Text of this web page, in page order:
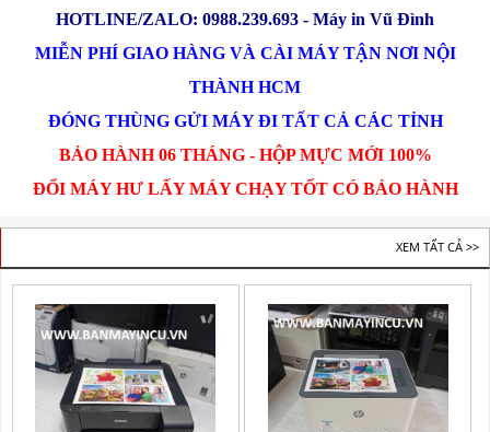
HOTLINE/ZALO: 0988.239.693 - Máy in Vũ Đình
MIỄN PHÍ GIAO HÀNG VÀ CÀI MÁY TẬN NƠI NỘI
THÀNH HCM
ĐÓNG THÙNG GỬI MÁY ĐI TẤT CẢ CÁC TỈNH
BẢO HÀNH 06 THÁNG - HỘP MỰC MỚI 100%
ĐỔI MÁY HƯ LẤY MÁY CHẠY TỐT CÓ BẢO HÀNH
XEM TẤT CẢ >>